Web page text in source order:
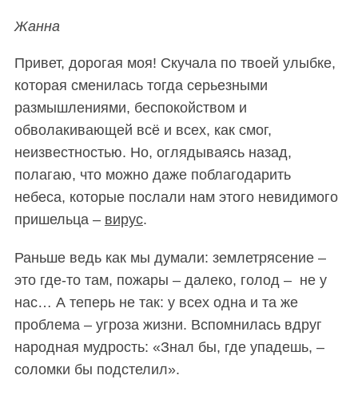
Жанна
Привет, дорогая моя! Скучала по твоей улыбке,
которая сменилась тогда серьезными
размышлениями, беспокойством и
обволакивающей всё и всех, как смог,
неизвестностью. Но, оглядываясь назад,
полагаю, что можно даже поблагодарить
небеса, которые послали нам этого невидимого
пришельца – вирус.
Раньше ведь как мы думали: землетрясение –
это где-то там, пожары – далеко, голод – не у
нас… А теперь не так: у всех одна и та же
проблема – угроза жизни. Вспомнилась вдруг
народная мудрость: «Знал бы, где упадешь, –
соломки бы подстелил».